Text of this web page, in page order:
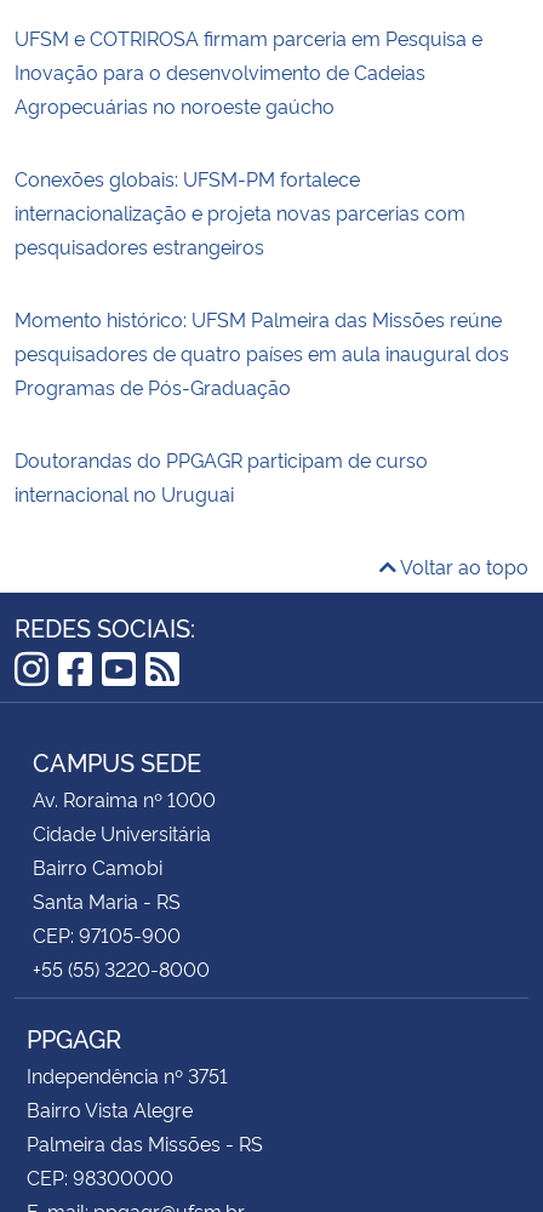
UFSM e COTRIROSA firmam parceria em Pesquisa e
Inovação para o desenvolvimento de Cadeias
Agropecuárias no noroeste gaúcho
Conexões globais: UFSM-PM fortalece
internacionalização e projeta novas parcerias com
pesquisadores estrangeiros
Momento histórico: UFSM Palmeira das Missões reúne
pesquisadores de quatro países em aula inaugural dos
Programas de Pós-Graduação
Doutorandas do PPGAGR participam de curso
internacional no Uruguai
Voltar ao topo
REDES SOCIAIS:
Instagram
Facebook
YouTube
RSS
CAMPUS SEDE
Av. Roraima nº 1000
Cidade Universitária
Bairro Camobi
Santa Maria - RS
CEP: 97105-900
+55 (55) 3220-8000
PPGAGR
Independência nº 3751
Bairro Vista Alegre
Palmeira das Missões - RS
CEP: 98300000